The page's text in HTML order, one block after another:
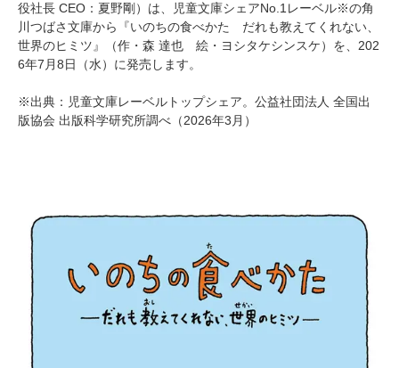
役社長 CEO：夏野剛）は、児童文庫シェアNo.1レーベル※の角
川つばさ文庫から『いのちの食べかた だれも教えてくれない、
世界のヒミツ』（作・森 達也 絵・ヨシタケシンスケ）を、202
6年7月8日（水）に発売します。
※出典：児童文庫レーベルトップシェア。公益社団法人 全国出
版協会 出版科学研究所調べ（2026年3月）